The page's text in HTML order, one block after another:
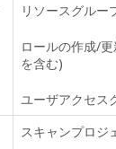
リソースグルー
ロールの作成/
を含む)
ユーザアクセス
スキャンプロジ